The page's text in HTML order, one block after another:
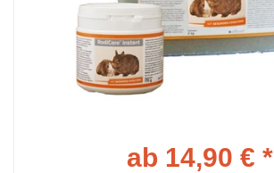
ab 14,90 € *